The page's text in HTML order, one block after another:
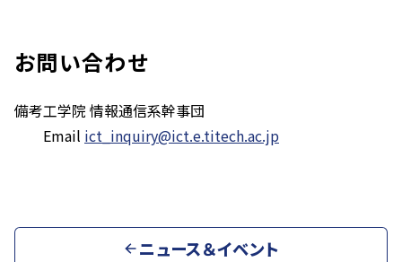
お問い合わせ
備考工学院 情報通信系幹事団
Email ict_inquiry@ict.e.titech.ac.jp
ニュース＆イベント